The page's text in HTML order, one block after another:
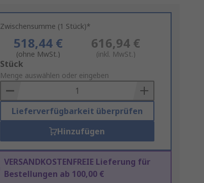
Zwischensumme (1 Stück)*
518,44 €
(ohne MwSt.)
616,94 €
(inkl. MwSt.)
Add
to
Basket
Stück
Menge auswählen oder eingeben
Lieferverfügbarkeit überprüfen
Hinzufügen
VERSANDKOSTENFREIE Lieferung für
Bestellungen ab 100,00 €